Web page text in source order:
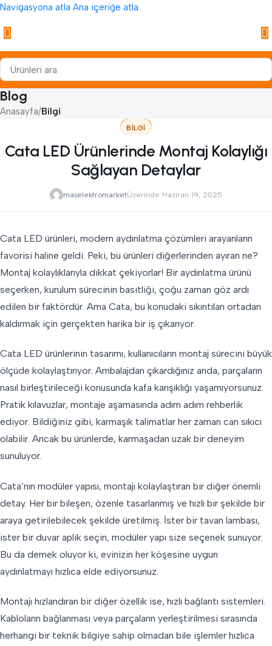
Navigasyona atla Ana içeriğe atla
Blog
Anasayfa/Bilgi
BILGI
Cata LED Ürünlerinde Montaj Kolaylığı
Sağlayan Detaylar
maselektromarketÜzerinde Haziran 19, 2025
Cata LED ürünleri, modern aydınlatma çözümleri arayanların
favorisi haline geldi. Peki, bu ürünleri diğerlerinden ayıran ne?
Montaj kolaylıklarıyla dikkat çekiyorlar! Bir aydınlatma ürünü
seçerken, kurulum sürecinin basitliği, çoğu zaman göz ardı
edilen bir faktördür. Ama Cata, bu konudaki sıkıntıları ortadan
kaldırmak için gerçekten harika bir iş çıkarıyor.
Cata LED ürünlerinin tasarımı, kullanıcıların montaj sürecini büyük
ölçüde kolaylaştırıyor. Ambalajdan çıkardığınız anda, parçaların
nasıl birleştirileceği konusunda kafa karışıklığı yaşamıyorsunuz.
Pratik kılavuzlar, montaje aşamasında adım adım rehberlik
ediyor. Bildiğiniz gibi, karmaşık talimatlar her zaman can sıkıcı
olabilir. Ancak bu ürünlerde, karmaşadan uzak bir deneyim
sunuluyor.
Cata’nın modüler yapısı, montajı kolaylaştıran bir diğer önemli
detay. Her bir bileşen, özenle tasarlanmış ve hızlı bir şekilde bir
araya getirilebilecek şekilde üretilmiş. İster bir tavan lambası,
ister bir duvar aplik seçin, modüler yapı size seçenek sunuyor.
Bu da demek oluyor ki, evinizin her köşesine uygun
aydınlatmayı hızlıca elde ediyorsunuz.
Montajı hızlandıran bir diğer özellik ise, hızlı bağlantı sistemleri.
Kabloların bağlanması veya parçaların yerleştirilmesi sırasında
herhangi bir teknik bilgiye sahip olmadan bile işlemler hızlıca